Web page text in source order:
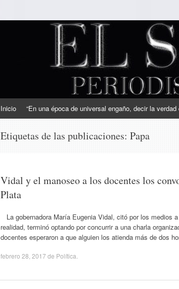
EL SINDICAL
Periodismo Inteligente
Inicio “En una época de universal engaño, decir la
Etiquetas de las publicaciones: Papa
Vidal y el manoseo a los docentes los
Plata
La gobernadora María Eugenia Vidal, citó por los medios
realidad, terminó optando por concurrir a una charla
docentes esperaron a que alguien los atienda más de dos
febrero 28, 2017 de Política